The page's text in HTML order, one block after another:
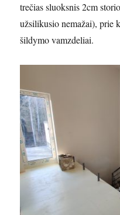
trečias sluoksnis 2cm
užsilikusio nemažai), prie
šildymo vamzdeliai.